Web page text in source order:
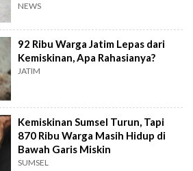
NEWS
92 Ribu Warga Jatim Lepas dari
Kemiskinan, Apa Rahasianya?
JATIM
Kemiskinan Sumsel Turun, Tapi
870 Ribu Warga Masih Hidup di
Bawah Garis Miskin
SUMSEL